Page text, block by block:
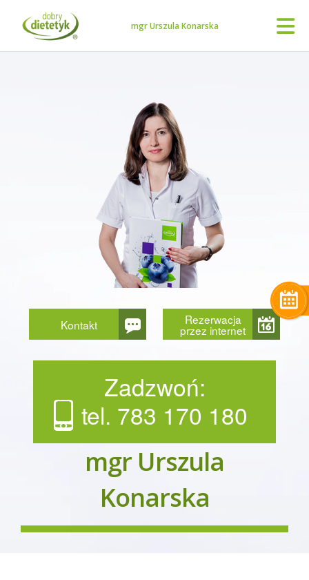
mgr Urszula Konarska
Kontakt Rezerwacja
przez internet
Zadzwoń:
tel. 783 170 180
mgr Urszula
Konarska